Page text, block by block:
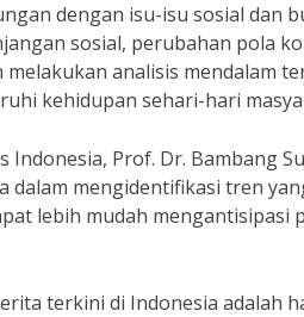
dengan isu-isu sosial dan
sosial, perubahan pola
analisis mendalam
kehidupan sehari-hari
Prof. Dr. Bambang
mengidentifikasi tren
lebih mudah mengantisipasi
terkini di Indonesia adalah